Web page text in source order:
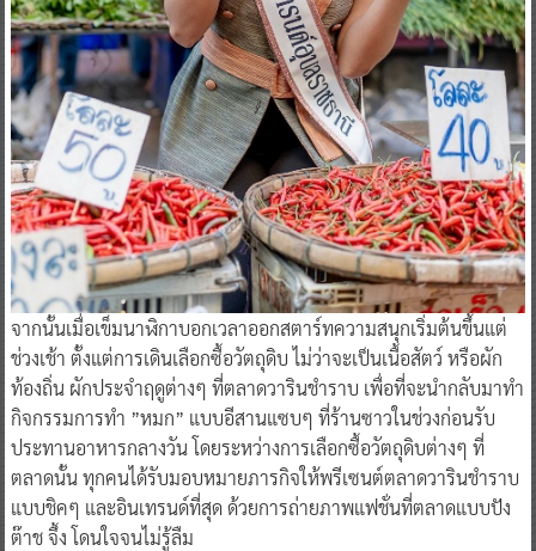
จากนั้นเมื่อเข็มนาฬิกาบอกเวลาออกสตาร์ทความสนุกเริ่มต้นขึ้นแต่
ช่วงเช้า ตั้งแต่การเดินเลือกซื้อวัตถุดิบ ไม่ว่าจะเป็นเนื้อสัตว์ หรือผัก
ท้องถิ่น ผักประจำฤดูต่างๆ ที่ตลาดวารินชำราบ เพื่อที่จะนำกลับมาทำ
กิจกรรมการทำ ”หมก” แบบอีสานแซบๆ ที่ร้านซาวในช่วงก่อนรับ
ประทานอาหารกลางวัน โดยระหว่างการเลือกซื้อวัตถุดิบต่างๆ ที่
ตลาดนั้น ทุกคนได้รับมอบหมายภารกิจให้พรีเซนต์ตลาดวารินชำราบ
แบบชิคๆ และอินเทรนด์ที่สุด ด้วยการถ่ายภาพแฟชั่นที่ตลาดแบบปัง
ต๊าช จึ้ง โดนใจจนไม่รู้ลืม